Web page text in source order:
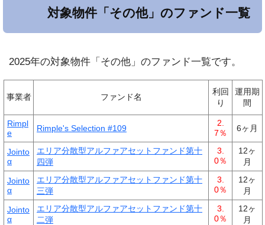
対象物件「その他」のファンド一覧
2025年の対象物件「その他」のファンド一覧です。
事業者 ファンド名
利回
り
運用期
間
Rimpl
e
Rimple's Selection #109
2.
7％
6ヶ月
Jointo
α
エリア分散型アルファアセットファンド第十
四弾
3.
0％
12ヶ
月
Jointo
α
エリア分散型アルファアセットファンド第十
三弾
3.
0％
12ヶ
月
Jointo
α
エリア分散型アルファアセットファンド第十
二弾
3.
0％
12ヶ
月